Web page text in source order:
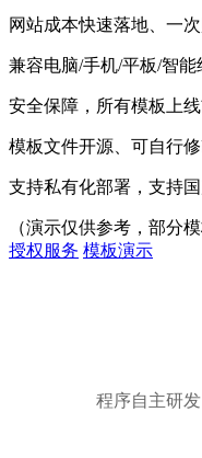
网站成本快速落地、一
兼容电脑/手机/平板/智
安全保障，所有模板上
模板文件开源、可自行
支持私有化部署，支持
（演示仅供参考，部分
授权服务 模板演示
程序自主研